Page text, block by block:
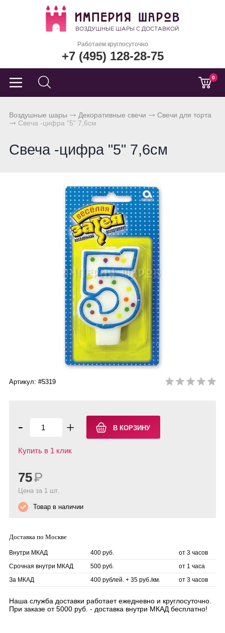
Работаем круглосуточно
+7 (495) 128-28-75
0
Воздушные шары Декоративные свечи
Свечи для торта
Свеча -цифра "5" 7,6см
Свеча -цифра "5" 7,6см
Артикул: #5319
- +
Купить в 1 клик
75Р
Цена за 1 шт.
Товар в наличии
Доставка по Москве
Внутри МКАД 400 руб.
от 3 часов
Срочная внутри МКАД
500 руб.
от 1 часа
За МКАД
400 рублей. + 35 руб./км. от 3 часов
Наша служба доставки работает ежедневно и круглосуточно.
При заказе от 5000 руб. - доставка внутри МКАД бесплатно!